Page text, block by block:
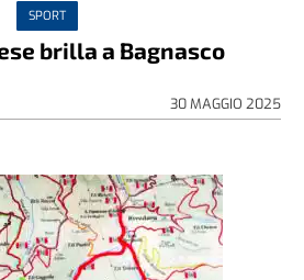
SPORT
brilla a Bagnasco
30 MAGGIO 2025